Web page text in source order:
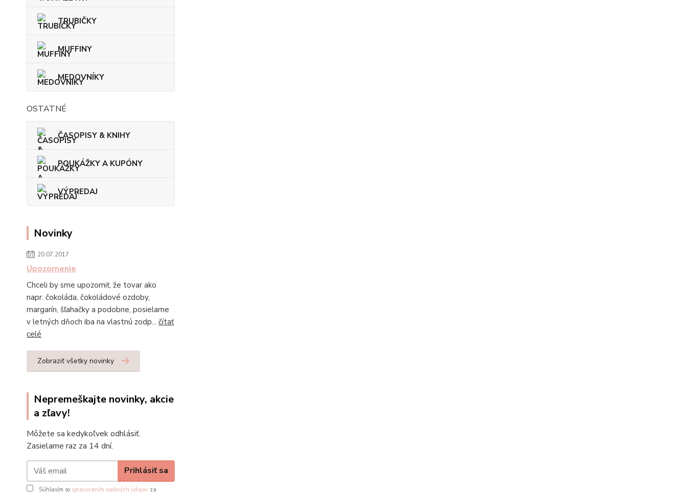
TRUBIČKY
MUFFINY
MEDOVNÍKY
OSTATNÉ
ČASOPISY & KNIHY
POUKÁŽKY A KUPÓNY
VÝPREDAJ
Novinky
20.07.2017
Upozornenie
Chceli by sme upozorniť, že tovar ako
napr. čokoláda, čokoládové ozdoby,
margarín, šľahačky a podobne, posielame
v letných dňoch iba na vlastnú zodp... čítať
celé
Zobraziť všetky novinky
Nepremeškajte novinky, akcie
a zľavy!
Môžete sa kedykoľvek odhlásiť.
Zasielame raz za 14 dní.
Prihlásiť sa
Súhlasím so spracovaním osobných údajov za